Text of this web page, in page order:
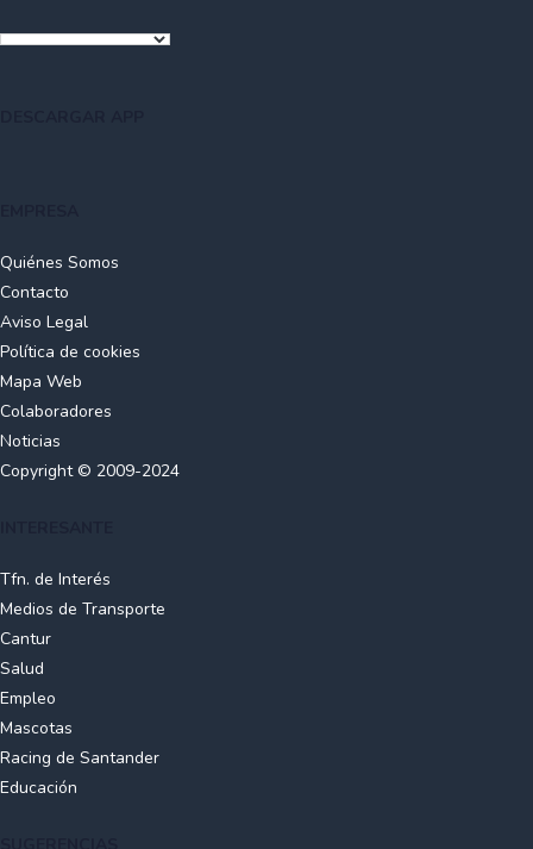
Quiénes Somos
Contacto
Aviso Legal
Política de cookies
Mapa Web
Colaboradores
Noticias
Copyright © 2009-2024
Tfn. de Interés
Medios de Transporte
Cantur
Salud
Empleo
Mascotas
Racing de Santander
Educación